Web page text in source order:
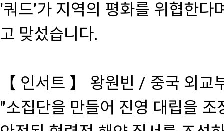
'쿼드'가 지역의 평화를 위협한다
고 맞섰습니다.
【 인서트 】 왕원빈 / 중국 외교
"소집단을 만들어 진영 대립을